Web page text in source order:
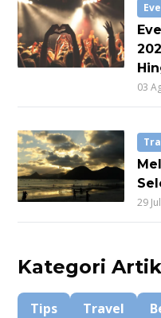
03
29
Kategori
Tips Travel